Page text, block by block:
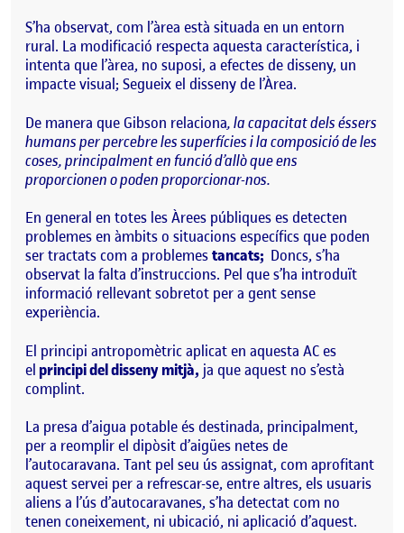
S’ha observat, com l’àrea està situada en un entorn
rural. La modificació respecta aquesta característica, i
intenta que l’àrea, no suposi, a efectes de disseny, un
impacte visual; Segueix el disseny de l’Àrea.
De manera que Gibson relaciona, la capacitat dels éssers
humans per percebre les superfícies i la composició de les
coses, principalment en funció d’allò que ens
proporcionen o poden proporcionar-nos.
En general en totes les Àrees públiques es detecten
problemes en àmbits o situacions específics que poden
ser tractats com a problemestancats; Doncs, s’ha
observat la falta d’instruccions. Pel que s’ha introduït
informació rellevant sobretot per a gent sense
experiència.
El principi antropomètric aplicat en aquesta AC es
el principi del disseny mitjà, ja que aquest no s’està
complint.
La presa d’aigua potable és destinada, principalment,
per a reomplir el dipòsit d’aigües netes de
l’autocaravana. Tant pel seu ús assignat, com aprofitant
aquest servei per a refrescar-se, entre altres, els usuaris
aliens a l’ús d’autocaravanes, s’ha detectat com no
tenen coneixement, ni ubicació, ni aplicació d’aquest.